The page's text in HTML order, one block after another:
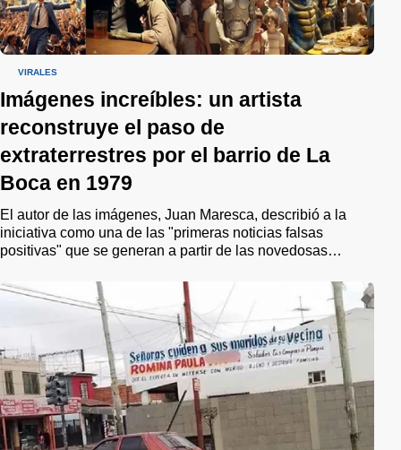
VIRALES
Imágenes increíbles: un artista
reconstruye el paso de
extraterrestres por el barrio de La
Boca en 1979
El autor de las imágenes, Juan Maresca, describió a la
iniciativa como una de las "primeras noticias falsas
positivas" que se generan a partir de las novedosas
proyecto no solo busca reconstruir una historia olvidada o
ignorada, sino que aspira a unir a la comunidad en la
remembranza de un pasado compartido", puntualizó.